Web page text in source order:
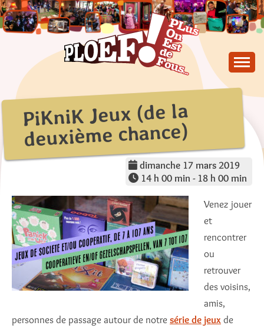
Skip
to
content
PLOEF!
PiKniK Jeux (de la
deuxième chance)
dimanche 17 mars 2019
14 h 00 min - 18 h 00 min
Venez jouer
et
rencontrer
ou
retrouver
des voisins,
amis,
personnes de passage autour de notre série de jeux de